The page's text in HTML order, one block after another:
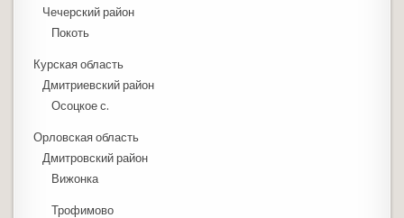
Чечерский район
Покоть
Курская область
Дмитриевский район
Осоцкое с.
Орловская область
Дмитровский район
Вижонка
Трофимово